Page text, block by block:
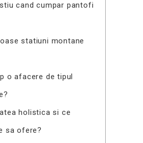
cand cumpar pantofi
statiuni montane
o afacere de tipul
holistica si ce
sa ofere?